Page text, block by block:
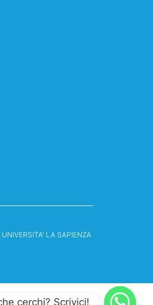
LA SAPIENZA
cerchi? Scrivici!